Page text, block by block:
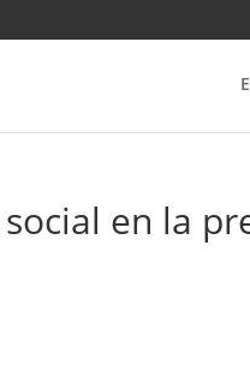
en la